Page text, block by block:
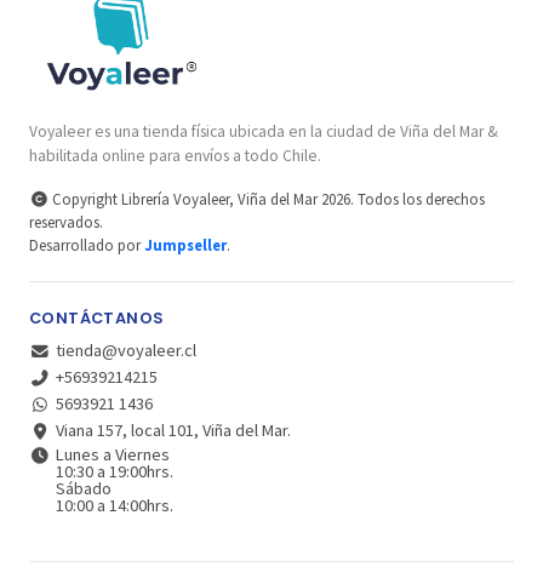
Voyaleer es una tienda física ubicada en la ciudad de Viña del Mar &
habilitada online para envíos a todo Chile.
Copyright Librería Voyaleer, Viña del Mar 2026. Todos los derechos
reservados.
Desarrollado porJumpseller.
CONTÁCTANOS
tienda@voyaleer.cl
+56939214215
5693921 1436
Viana 157, local 101, Viña del Mar.
Lunes a Viernes
10:30 a 19:00hrs.
Sábado
10:00 a 14:00hrs.